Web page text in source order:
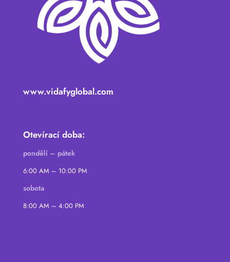
www.vidafyglobal.com
Otevírací doba:
pondělí – pátek
6:00 AM – 10:00 PM
sobota
8:00 AM – 4:00 PM